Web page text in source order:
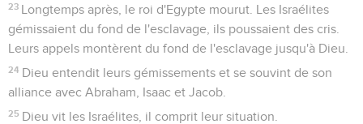
23 Longtemps après, le roi d'Egypte mourut. Les Israélites
gémissaient du fond de l'esclavage, ils poussaient des cris.
Leurs appels montèrent du fond de l'esclavage jusqu'à Dieu.
24 Dieu entendit leurs gémissements et se souvint de son
alliance avec Abraham, Isaac et Jacob.
25 Dieu vit les Israélites, il comprit leur situation.